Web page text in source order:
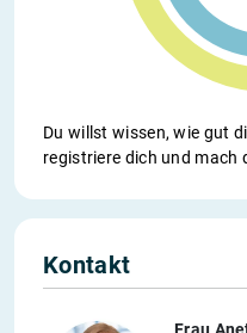
Du willst wissen, wie gut
registriere dich und
Kontakt